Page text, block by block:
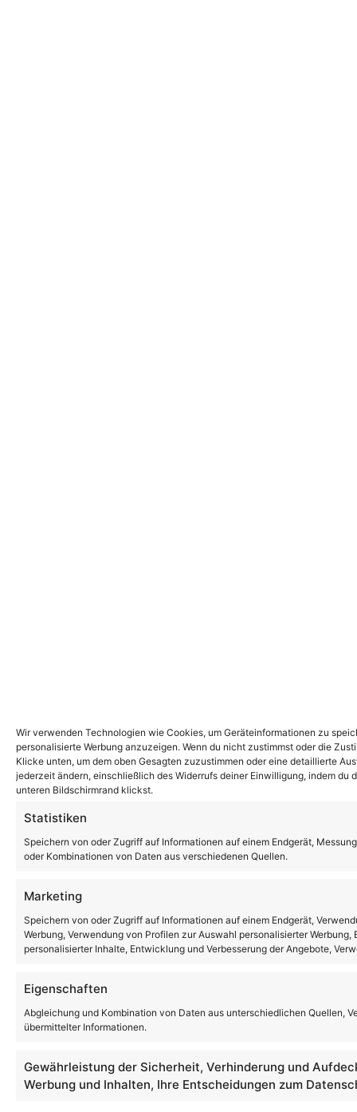
Wir verwenden Technologien wie Cookies, um Geräteinformationen zu
personalisierte Werbung anzuzeigen. Wenn du nicht zustimmst oder die
Klicke unten, um dem oben Gesagten zuzustimmen oder eine detaillierte
jederzeit ändern, einschließlich des Widerrufs deiner Einwilligung, indem
unteren Bildschirmrand klickst.
Statistiken
Speichern von oder Zugriff auf Informationen auf einem Endgerät,
oder Kombinationen von Daten aus verschiedenen Quellen.
Marketing
Speichern von oder Zugriff auf Informationen auf einem Endgerät,
Werbung, Verwendung von Profilen zur Auswahl personalisierter
personalisierter Inhalte, Entwicklung und Verbesserung der Angebote,
Eigenschaften
Abgleichung und Kombination von Daten aus unterschiedlichen Quellen,
übermittelter Informationen.
Gewährleistung der Sicherheit, Verhinderung und
Werbung und Inhalten, Ihre Entscheidungen zum